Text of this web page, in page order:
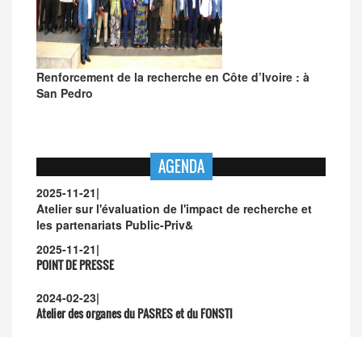
Renforcement de la recherche en Côte d’Ivoire : à
San Pedro
AGENDA
2025-11-21|
Atelier sur l'évaluation de l'impact de recherche et
les partenariats Public-Priv&
2025-11-21|
POINT DE PRESSE
2024-02-23|
Atelier des organes du PASRES et du FONSTI